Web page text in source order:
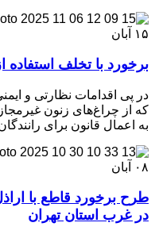
۱۵ آبان
برخورد با تخلف
که از چراغ‌های زنون
به اعمال قانون برای
۰۸ آبان
طرح برخورد قاطع با
در غرب استان تهران